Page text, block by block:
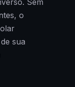
o
sua